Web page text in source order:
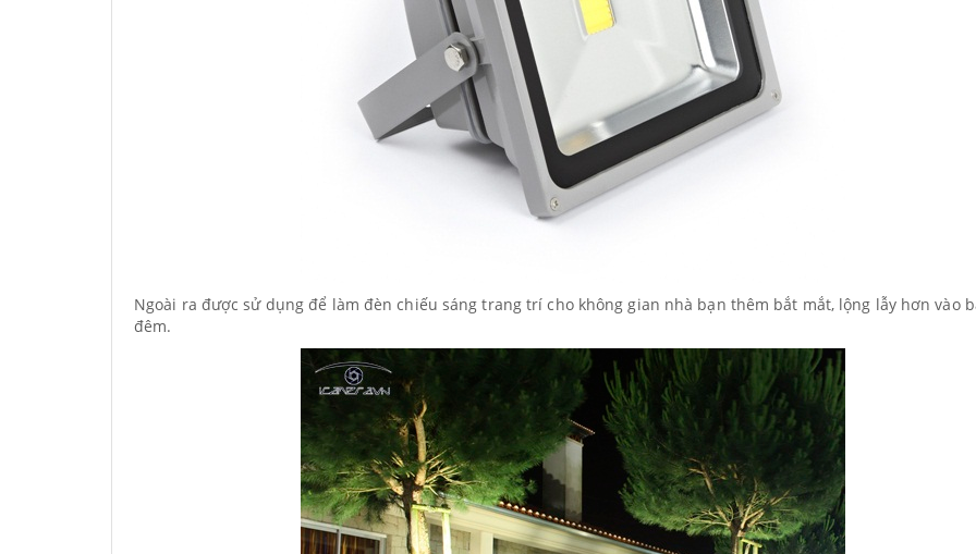
Ngoài ra được sử dụng để làm đèn chiếu sáng trang trí cho không gian nhà bạn thêm bắt mắt, lộng lẫy hơn vào
đêm.